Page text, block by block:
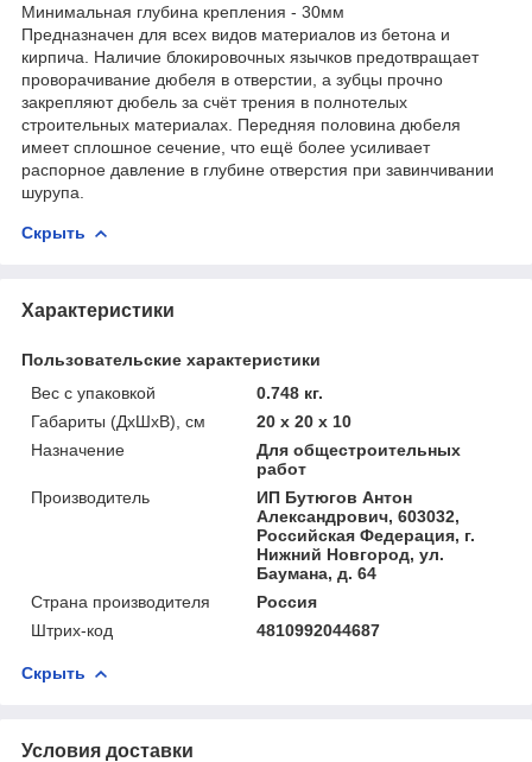
Минимальная глубина крепления - 30мм
Предназначен для всех видов материалов из бетона и
кирпича. Наличие блокировочных язычков предотвращает
проворачивание дюбеля в отверстии, а зубцы прочно
закрепляют дюбель за счёт трения в полнотелых
строительных материалах. Передняя половина дюбеля
имеет сплошное сечение, что ещё более усиливает
распорное давление в глубине отверстия при завинчивании
шурупа.
Скрыть
Характеристики
Пользовательские характеристики
Вес с упаковкой
0.748 кг.
Габариты (ДхШхВ), см
20 x 20 x 10
Назначение
Для общестроительных
работ
Производитель
ИП Бутюгов Антон
Александрович, 603032,
Российская Федерация, г.
Нижний Новгород, ул.
Баумана, д. 64
Страна производителя
Россия
Штрих-код
4810992044687
Скрыть
Условия доставки